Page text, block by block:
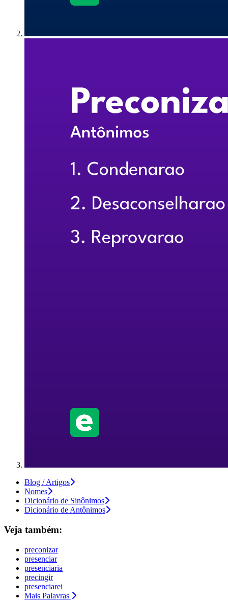
Blog / Artigos
Nomes
Dicionário de Sinônimos
Dicionário de Antônimos
Veja também:
preconizar
presenciar
presenciaria
precingir
presenciarei
Mais Palavras